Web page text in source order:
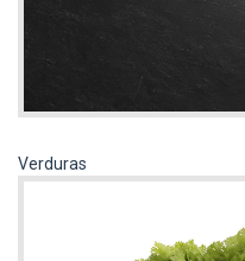
Verduras